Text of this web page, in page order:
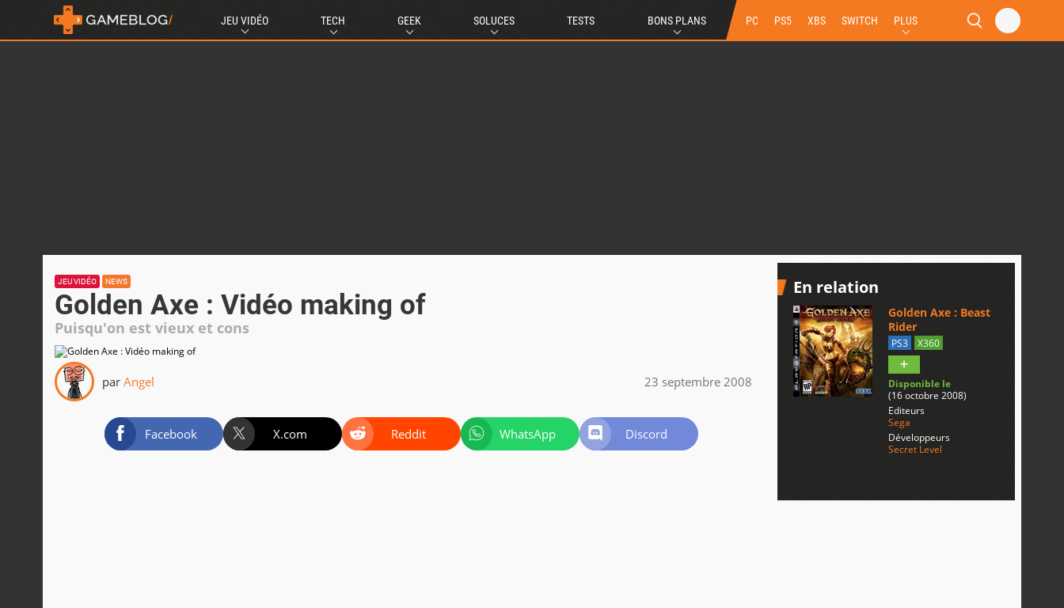
JEU VIDÉO TECH GEEK SOLUCES TESTS BONS PLANS PC PS5 XBS SWITCH PLUS
JEU VIDÉO NEWS
Golden Axe : Vidéo making of
Puisqu'on est vieux et cons
par Angel 23 septembre 2008
Facebook X.com Reddit WhatsApp Discord
En relation
Golden Axe : Beast
Rider
PS3 X360
Disponible le
(16 octobre 2008)
Editeurs
Sega
Développeurs
Secret Level